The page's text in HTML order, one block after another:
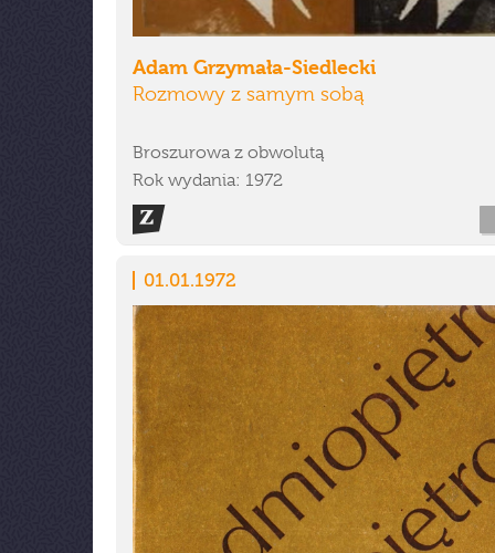
Adam Grzymała-Siedlecki
Rozmowy z samym sobą
Broszurowa z obwolutą
Rok wydania: 1972
01.01.1972